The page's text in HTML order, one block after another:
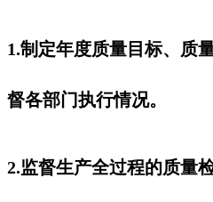
1.制定年度质量目标、质
督各部门执行情况。
2.监督生产全过程的质量